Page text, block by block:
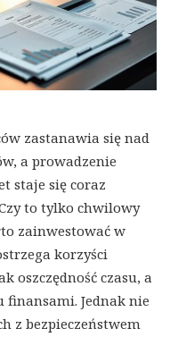
zastanawia się nad
a prowadzenie
staje się coraz
to tylko chwilowy
zainwestować w
korzyści
oszczędność czasu, a
finansami. Jednak nie
z bezpieczeństwem